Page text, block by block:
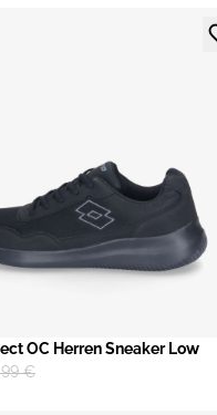
OC Herren Sneaker Low
€